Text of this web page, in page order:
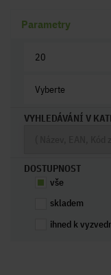
Parametry
20
Vyberte
VYHLEDÁVÁNÍ V
DOSTUPNOST
vše
skladem
ihned k